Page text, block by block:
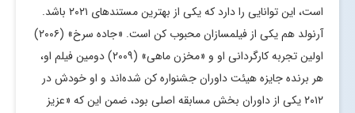
است، این توانایی را دارد که یکی از بهترین مستندهای ۲۰۲۱ باشد.
آرنولد هم یکی از فیلمسازان محبوب کن است. «جاده سرخ» (۲۰۰۶)
اولین تجربه کارگردانی او و «مخزن ماهی» (۲۰۰۹) دومین فیلم او،
هر برنده جایزه هیئت داوران جشنواره کن شده‌اند و او خودش در
۲۰۱۲ یکی از داوران بخش مسابقه اصلی بود، ضمن این که «عزیز